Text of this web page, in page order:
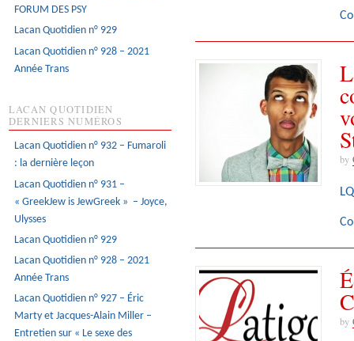
by
by
FORUM DES PSY
Lacan Quotidien n° 929
Lacan Quotidien n° 928 – 2021
Année Trans
LACAN QUOTIDIEN
DERNIERS NUMÉROS
Lacan Quotidien n° 932 – Fumaroli
: la dernière leçon
Lacan Quotidien n° 931 –
« GreekJew is JewGreek » – Joyce,
Ulysses
Lacan Quotidien n° 929
Lacan Quotidien n° 928 – 2021
Année Trans
Lacan Quotidien n° 927 – Éric
Marty et Jacques-Alain Miller –
Entretien sur « Le sexe des